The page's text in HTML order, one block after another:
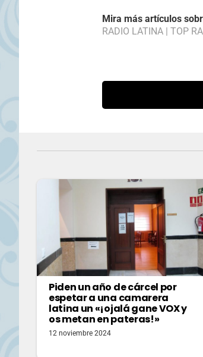
Mira más artículos
RADIO LATINA | TOP
Piden un año de cárcel por
espetar a una camarera
latina un «¡ojalá gane VOX y
os metan en pateras!»
12 noviembre 2024